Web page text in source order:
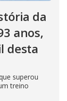
da
anos,
desta
superou
treino